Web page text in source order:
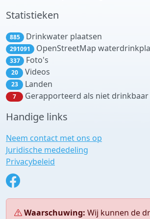
Statistieken
885 Drinkwater plaatsen
291091 OpenStreetMap
337 Foto's
20 Videos
23 Landen
7 Gerapporteerd als niet drinkbaar
Handige links
Neem contact met ons op
Juridische mededeling
Privacybeleid
Waarschuwing: Wij kunnen de